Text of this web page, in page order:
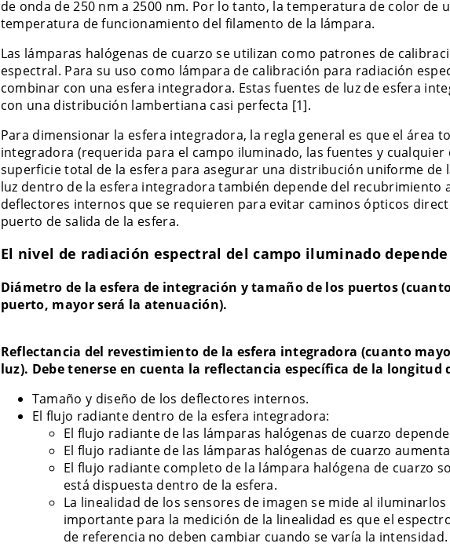
de onda de 250 nm a 2500 nm. Por lo tanto, la temperatura de color de
temperatura de funcionamiento del filamento de la lámpara.
Las lámparas halógenas de cuarzo se utilizan como patrones de
espectral. Para su uso como lámpara de calibración para radiación
combinar con una esfera integradora. Estas fuentes de luz de esfera
con una distribución lambertiana casi perfecta [1].
Para dimensionar la esfera integradora, la regla general es que el área
integradora (requerida para el campo iluminado, las fuentes y
superficie total de la esfera para asegurar una distribución uniforme
luz dentro de la esfera integradora también depende del recubrimiento
deflectores internos que se requieren para evitar caminos ópticos
puerto de salida de la esfera.
El nivel de radiación espectral del campo iluminado
Diámetro de la esfera de integración y tamaño de los puertos
puerto, mayor será la atenuación).
Reflectancia del revestimiento de la esfera integradora (cuanto
luz). Debe tenerse en cuenta la reflectancia específica de la longitud
Tamaño y diseño de los deflectores internos.
El flujo radiante dentro de la esfera integradora:
El flujo radiante de las lámparas halógenas de cuarzo
El flujo radiante de las lámparas halógenas de cuarzo
El flujo radiante completo de la lámpara halógena de cuarzo
está dispuesta dentro de la esfera.
La linealidad de los sensores de imagen se mide al
importante para la medición de la linealidad es que el
de referencia no deben cambiar cuando se varía la intensidad.